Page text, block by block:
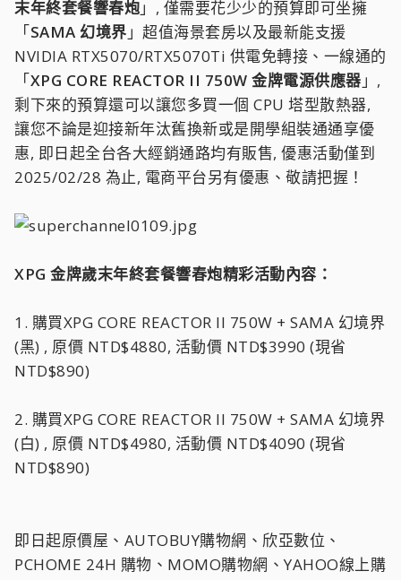
末年終套餐響春炮」, 僅需要花少少的預算即可坐擁
「SAMA 幻境界 」超值海景套房以及最新能支援
NVIDIA RTX5070/RTX5070Ti 供電免轉接、一線通的
「XPG CORE REACTOR II 750W 金牌電源供應器 」,
剩下來的預算還可以讓您多買一個 CPU 塔型散熱器,
讓您不論是迎接新年汰舊換新或是開學組裝通通享優
惠, 即日起全台各大經銷通路均有販售, 優惠活動僅到
2025/02/28 為止, 電商平台另有優惠、敬請把握！
XPG 金牌歲末年終套餐響春炮精彩活動內容：
1. 購買XPG CORE REACTOR II 750W + SAMA 幻境界
(黑) , 原價 NTD$4880, 活動價 NTD$3990 (現省
NTD$890)
2. 購買XPG CORE REACTOR II 750W + SAMA 幻境界
(白) , 原價 NTD$4980, 活動價 NTD$4090 (現省
NTD$890)
即日起原價屋、AUTOBUY購物網、欣亞數位、
PCHOME 24H 購物、MOMO購物網、YAHOO線上購